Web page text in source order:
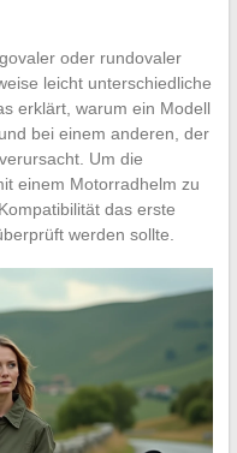
oder rundovaler
leicht unterschiedliche
erklärt, warum ein Modell
bei einem anderen, der
Um die
einem Motorradhelm zu
das erste
werden sollte.